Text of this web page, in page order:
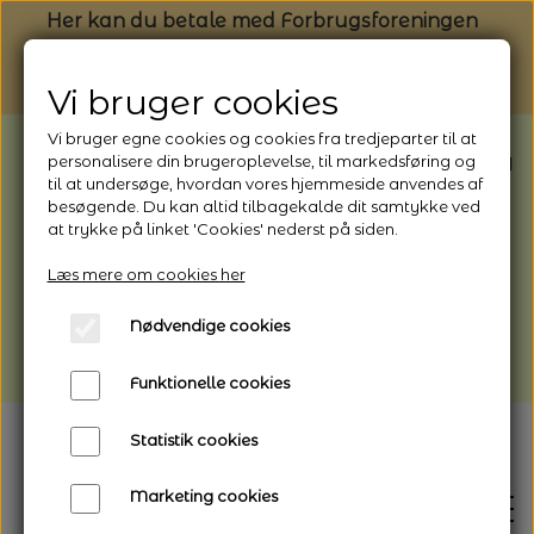
Her kan du betale med Forbrugsforeningen
BEMÆRK: Butikken har ferielukket* fra
1/8 - 9/8 - 2026
*Webshoppen er åben og sender hele
afhentning
Vi gør opmærksom på, at der kan være lidt
længere leveringstid
Vi bruger cookies
Vi bruger egne cookies og cookies fra tredjeparter til at
personalisere din brugeroplevelse, til markedsføring og
til at undersøge, hvordan vores hjemmeside anvendes af
besøgende. Du kan altid tilbagekalde dit samtykke ved
at trykke på linket 'Cookies' nederst på siden.
Læs mere om cookies her
Nødvendige cookies
Funktionelle cookies
Statistik cookies
Marketing cookies